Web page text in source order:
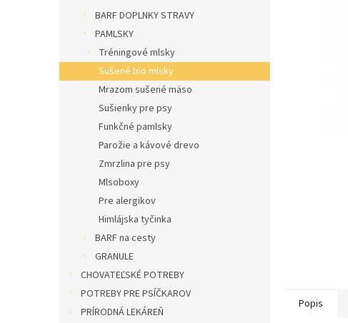
BARF DOPLNKY STRAVY
PAMLSKY
Tréningové mlsky
Sušené bio mlsky
Mrazom sušené mäso
Sušienky pre psy
Funkčné pamlsky
Parožie a kávové drevo
Zmrzlina pre psy
Mlsoboxy
Pre alergikov
Himlájska tyčinka
BARF na cesty
GRANULE
CHOVATEĽSKÉ POTREBY
POTREBY PRE PSÍČKAROV
PRÍRODNÁ LEKÁREŇ
Popis